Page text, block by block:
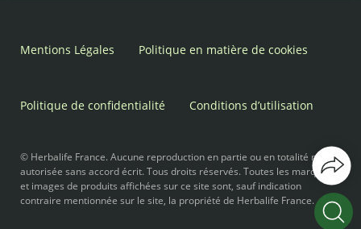
Mentions Légales Politique en matière de cookies
Politique de confidentialité Conditions d’utilisation
© Herbalife France. Aucune reproduction en partie ou en totalité n’est
autorisée sans accord écrit. Tous droits réservés. Toutes les marques
et images de produits affichées sur ce site sont, sauf indication
contraire mentionnée sur le site, la propriété de Herbalife France.